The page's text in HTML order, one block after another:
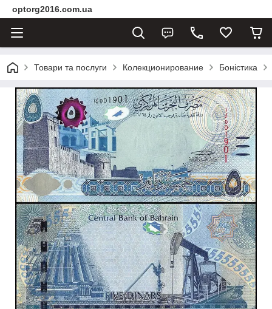
optorg2016.com.ua
Товари та послуги Колекционирование Боністика